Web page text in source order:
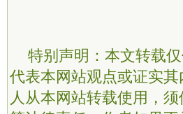
特别声明：本文转载
代表本网站观点或证实
人从本网站转载使用，